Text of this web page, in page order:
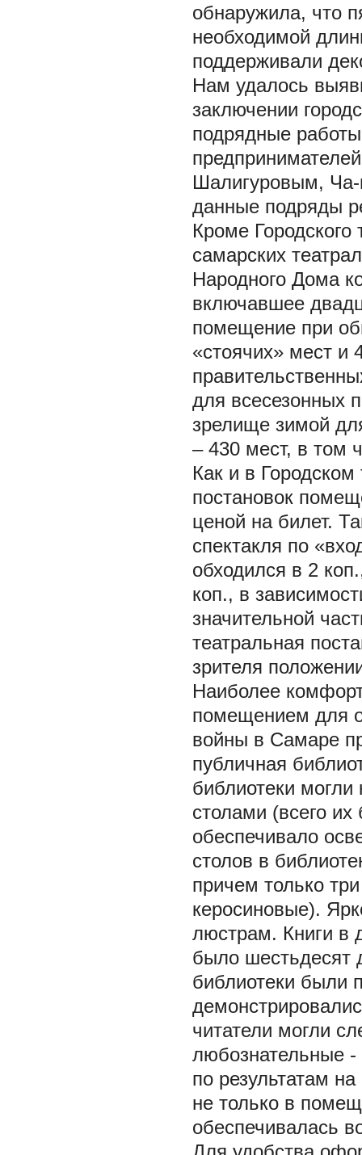
обнаружила, что
необходимой
поддерживали
Нам удалось
заключении
подрядные
Шалигуровым,
данные подряды
Кроме
самарских
Народного Дома
включавшее
помещение при
«стоячих» мест и
для всесезонных
зрелище зимой
– 430 мест, в том
Как и в
постановок
ценой на билет.
спектакля по
обходился в 2
коп., в
значительной
театральная
зрителя
Наиболее
помещением для
войны в Самаре
публичная
библиотеки
столами (всего
обеспечивало
столов в
причем только
керосиновые).
люстрам. Книги в
было шестьдесят
библиотеки были
читатели могли
любознательные -
по результатам
не только в
обеспечивалась